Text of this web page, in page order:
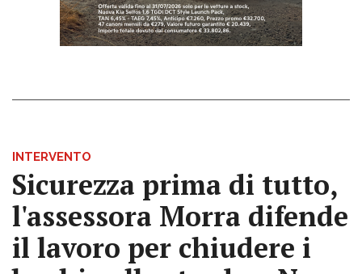
INTERVENTO
Sicurezza prima di tutto,
l'assessora Morra difende
il lavoro per chiudere i